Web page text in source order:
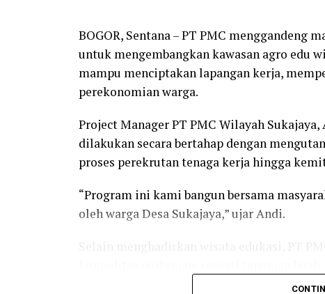
BOGOR, Sentana – PT PMC menggandeng
untuk mengembangkan kawasan agro edu
mampu menciptakan lapangan kerja,
perekonomian warga.
Project Manager PT PMC Wilayah
dilakukan secara bertahap dengan
proses perekrutan tenaga kerja hingga
“Program ini kami bangun bersama
oleh warga Desa Sukajaya,” ujar Andi.
pertanian modern untuk menarik minat